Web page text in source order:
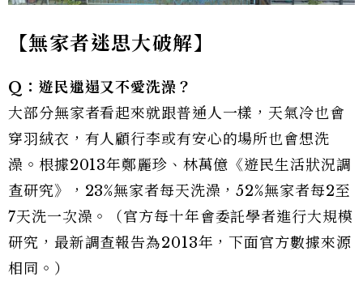
【無家者迷思大破解】
Q：遊民邋遢又不愛洗澡？
大部分無家者看起來就跟普通人一樣，天氣冷也會
穿羽絨衣，有人顧行李或有安心的場所也會想洗
澡。根據2013年鄭麗珍、林萬億《遊民生活狀況調
查研究》，23%無家者每天洗澡，52%無家者每2至
7天洗一次澡。（官方每十年會委託學者進行大規模
研究，最新調查報告為2013年，下面官方數據來源
相同。）